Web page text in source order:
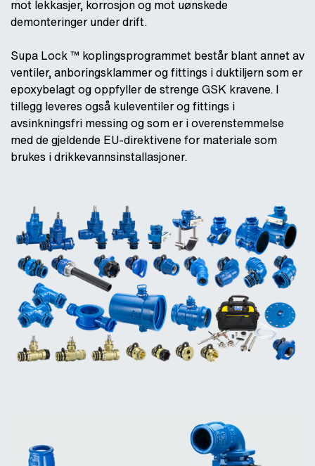
mot lekkasjer, korrosjon og mot uønskede
demonteringer under drift.
Supa Lock ™ koplingsprogrammet består blant annet av
ventiler, anboringsklammer og fittings i duktiljern som er
epoxybelagt og oppfyller de strenge GSK kravene. I
tillegg leveres også kuleventiler og fittings i
avsinkningsfri messing og som er i overenstemmelse
med de gjeldende EU-direktivene for materiale som
brukes i drikkevannsinstallasjoner.